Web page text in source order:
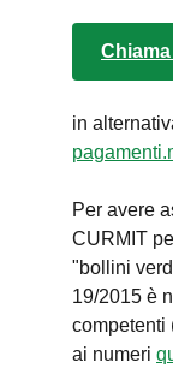
in
Per avere
CURMIT
"bollini
19/2015 è
competenti
ai numeri